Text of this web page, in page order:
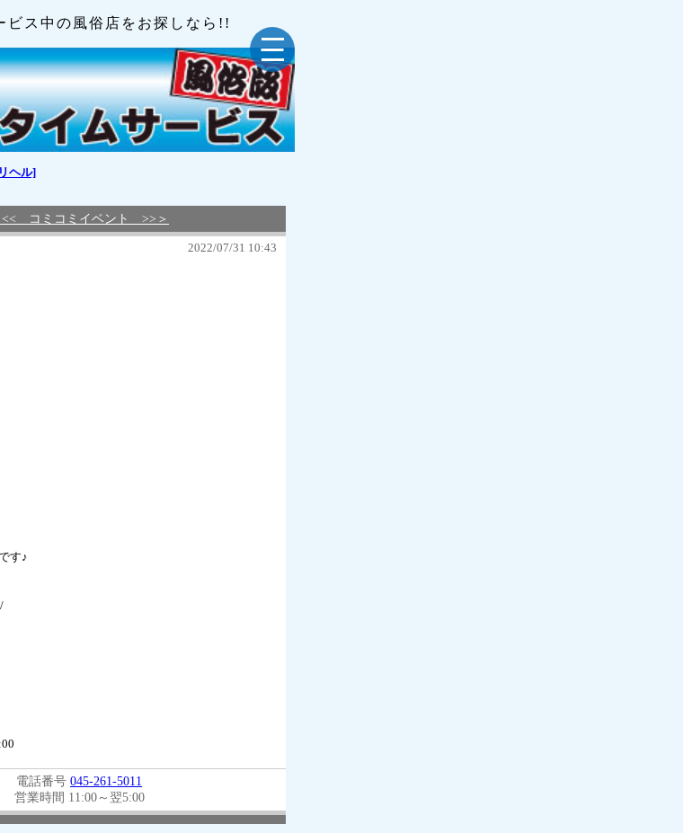
ビス中の風俗店をお探しなら!!
ヘル]
<< コミコミイベント >>＞
2022/07/31 10:43
す♪
電話番号 045-261-5011
営業時間 11:00～翌5:00